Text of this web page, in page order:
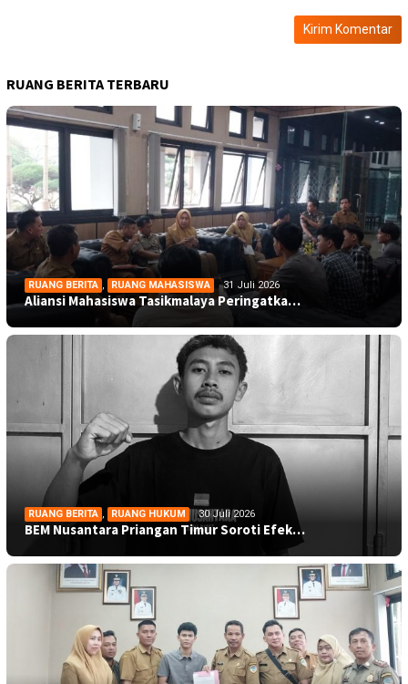
RUANG BERITA TERBARU
RUANG BERITA , RUANG MAHASISWA 31 Juli 2026
Aliansi Mahasiswa Tasikmalaya Peringatka…
RUANG BERITA , RUANG HUKUM 30 Juli 2026
BEM Nusantara Priangan Timur Soroti Efek…